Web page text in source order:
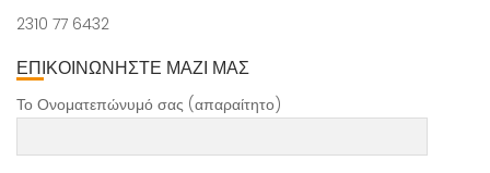
2310 77 6432
ΕΠΙΚΟΙΝΩΝΗΣΤΕ ΜΑΖΙ ΜΑΣ
Το Ονοματεπώνυμό σας (απαραίτητο)